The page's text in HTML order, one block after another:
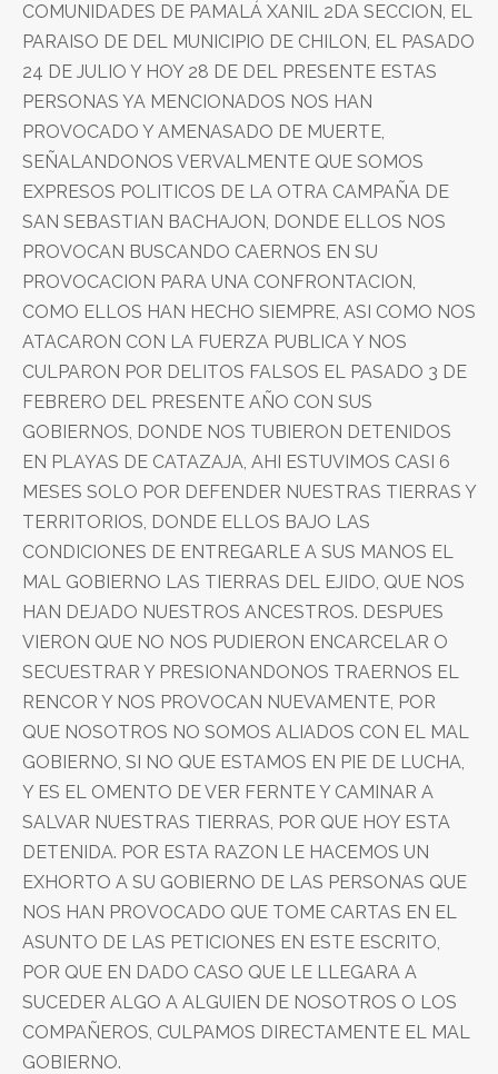
COMUNIDADES DE PAMALÁ XANIL 2DA SECCION, EL
PARAISO DE DEL MUNICIPIO DE CHILON, EL PASADO
24 DE JULIO Y HOY 28 DE DEL PRESENTE ESTAS
PERSONAS YA MENCIONADOS NOS HAN
PROVOCADO Y AMENASADO DE MUERTE,
SEÑALANDONOS VERVALMENTE QUE SOMOS
EXPRESOS POLITICOS DE LA OTRA CAMPAÑA DE
SAN SEBASTIAN BACHAJON, DONDE ELLOS NOS
PROVOCAN BUSCANDO CAERNOS EN SU
PROVOCACION PARA UNA CONFRONTACION,
COMO ELLOS HAN HECHO SIEMPRE, ASI COMO NOS
ATACARON CON LA FUERZA PUBLICA Y NOS
CULPARON POR DELITOS FALSOS EL PASADO 3 DE
FEBRERO DEL PRESENTE AÑO CON SUS
GOBIERNOS, DONDE NOS TUBIERON DETENIDOS
EN PLAYAS DE CATAZAJA, AHI ESTUVIMOS CASI 6
MESES SOLO POR DEFENDER NUESTRAS TIERRAS Y
TERRITORIOS, DONDE ELLOS BAJO LAS
CONDICIONES DE ENTREGARLE A SUS MANOS EL
MAL GOBIERNO LAS TIERRAS DEL EJIDO, QUE NOS
HAN DEJADO NUESTROS ANCESTROS. DESPUES
VIERON QUE NO NOS PUDIERON ENCARCELAR O
SECUESTRAR Y PRESIONANDONOS TRAERNOS EL
RENCOR Y NOS PROVOCAN NUEVAMENTE, POR
QUE NOSOTROS NO SOMOS ALIADOS CON EL MAL
GOBIERNO, SI NO QUE ESTAMOS EN PIE DE LUCHA,
Y ES EL OMENTO DE VER FERNTE Y CAMINAR A
SALVAR NUESTRAS TIERRAS, POR QUE HOY ESTA
DETENIDA. POR ESTA RAZON LE HACEMOS UN
EXHORTO A SU GOBIERNO DE LAS PERSONAS QUE
NOS HAN PROVOCADO QUE TOME CARTAS EN EL
ASUNTO DE LAS PETICIONES EN ESTE ESCRITO,
POR QUE EN DADO CASO QUE LE LLEGARA A
SUCEDER ALGO A ALGUIEN DE NOSOTROS O LOS
COMPAÑEROS, CULPAMOS DIRECTAMENTE EL MAL
GOBIERNO.